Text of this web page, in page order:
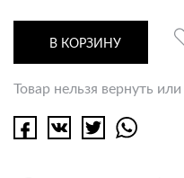
В КОРЗИНУ
Товар нельзя вернуть